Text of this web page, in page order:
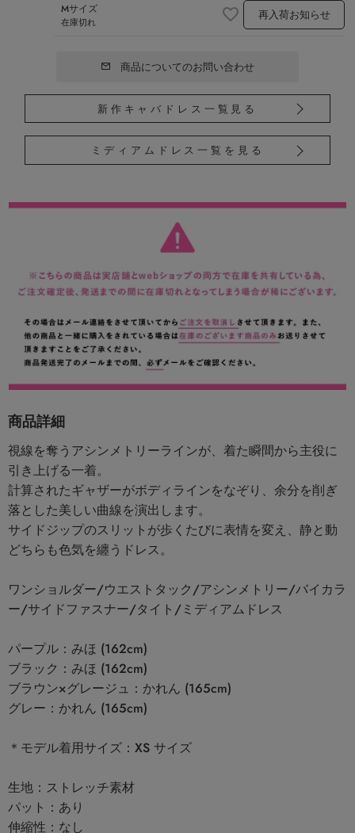
Mサイズ
在庫切れ 再入荷お知らせ
商品についてのお問い合わせ
新作キャバドレス一覧見る
ミディアムドレス一覧を見る
商品詳細
視線を奪うアシンメトリーラインが、着た瞬間から主役に
引き上げる一着。
計算されたギャザーがボディラインをなぞり、余分を削ぎ
落とした美しい曲線を演出します。
サイドジップのスリットが歩くたびに表情を変え、静と動
どちらも色気を纏うドレス。
ワンショルダー/ウエストタック/アシンメトリー/バイカラ
ー/サイドファスナー/タイト/ミディアムドレス
パープル：みほ (162cm)
ブラック：みほ (162cm)
ブラウン×グレージュ：かれん (165cm)
グレー：かれん (165cm)
＊モデル着用サイズ：XS サイズ
生地：ストレッチ素材
パット：あり
伸縮性：なし